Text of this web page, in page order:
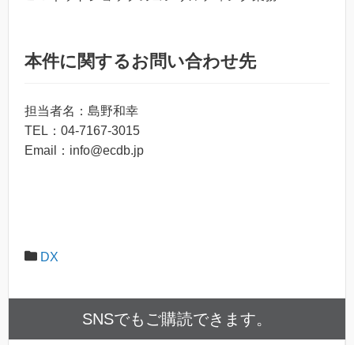
本件に関するお問い合わせ先
担当者名：島野和幸
TEL：04-7167-3015
Email：info@ecdb.jp
DX
SNSでもご購読できます。